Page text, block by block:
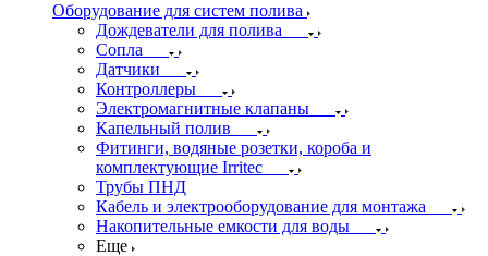
Оборудование для систем полива
Дождеватели для полива
Сопла
Датчики
Контроллеры
Электромагнитные клапаны
Капельный полив
Фитинги, водяные розетки, короба и
комплектующие Irritec
Трубы ПНД
Кабель и электрооборудование для монтажа
Накопительные емкости для воды
Еще